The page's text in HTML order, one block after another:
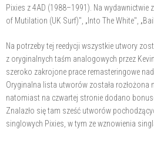
Pixies z 4AD (1988–1991). Na wydawnictwie
of Mutilation (UK Surf)", „Into The White",
Na potrzeby tej reedycji wszystkie utwory
z oryginalnych taśm analogowych przez
szeroko zakrojone prace remasteringowe
Oryginalna lista utworów została rozłożona
natomiast na czwartej stronie dodano
Znalazło się tam sześć utworów
singlowych Pixies, w tym ze wznowienia